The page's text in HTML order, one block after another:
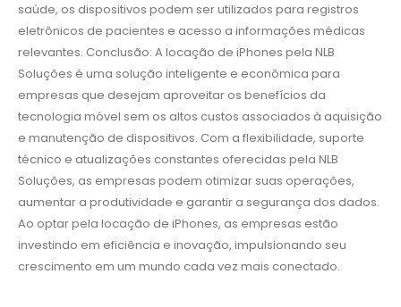
saúde, os dispositivos podem ser utilizados para registros
eletrônicos de pacientes e acesso a informações médicas
relevantes. Conclusão: A locação de iPhones pela NLB
Soluções é uma solução inteligente e econômica para
empresas que desejam aproveitar os benefícios da
tecnologia móvel sem os altos custos associados à aquisição
e manutenção de dispositivos. Com a flexibilidade, suporte
técnico e atualizações constantes oferecidas pela NLB
Soluções, as empresas podem otimizar suas operações,
aumentar a produtividade e garantir a segurança dos dados.
Ao optar pela locação de iPhones, as empresas estão
investindo em eficiência e inovação, impulsionando seu
crescimento em um mundo cada vez mais conectado.